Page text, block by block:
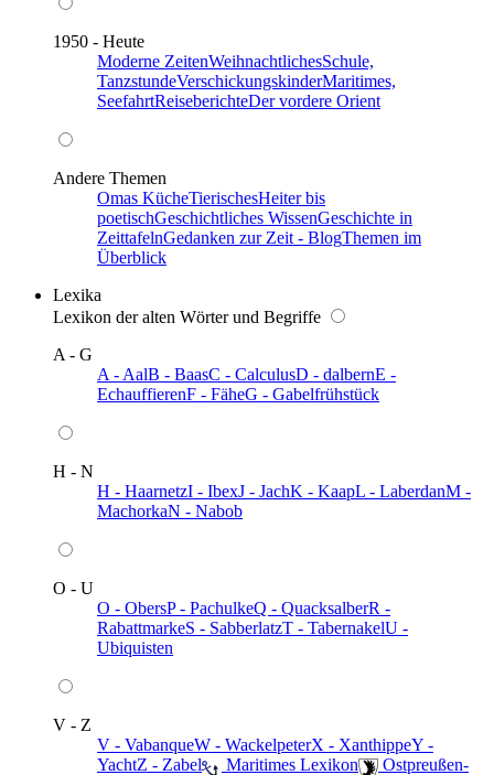
1950 - Heute
Moderne ZeitenWeihnachtlichesSchule,
TanzstundeVerschickungskinderMaritimes,
SeefahrtReiseberichteDer vordere Orient
Andere Themen
Omas KücheTierischesHeiter bis
poetischGeschichtliches WissenGeschichte in
ZeittafelnGedanken zur Zeit - BlogThemen im
Überblick
Lexika
Lexikon der alten Wörter und Begriffe
A - G
A - AalB - BaasC - CalculusD - dalbernE -
EchauffierenF - FäheG - Gabelfrühstück
H - N
H - HaarnetzI - IbexJ - JachK - KaapL - LaberdanM -
MachorkaN - Nabob
O - U
O - ObersP - PachulkeQ - QuacksalberR -
RabattmarkeS - SabberlatzT - TabernakelU -
Ubiquisten
V - Z
V - VabanqueW - WackelpeterX - XanthippeY -
YachtZ - Zabel ️ Maritimes Lexikon
️ Ostpreußen-